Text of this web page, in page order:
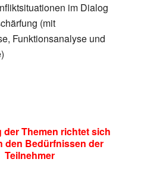
im Dialog
(mit
Funktionsanalyse und
der Themen richtet sich
den Bedürfnissen der
Teilnehmer